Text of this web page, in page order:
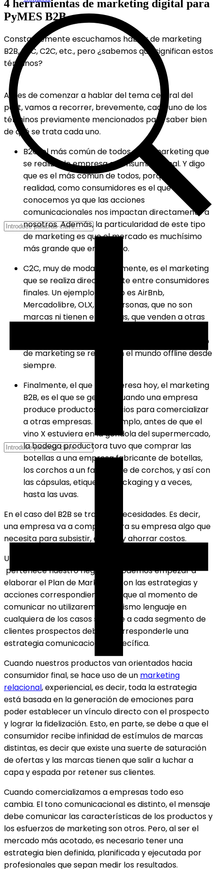
4 herramientas de marketing digital para
PyMES B2B
Constantemente escuchamos hablar de marketing
B2B, B2C, C2C, etc., pero ¿sabemos que significan estos
términos?
Antes de comenzar a hablar del tema central del
post, vamos a recorrer, brevemente, cada uno de los
términos previamente mencionados para saber bien
de qué se trata cada uno.
B2C, el más común de todos, es el marketing que
se realiza de empresa a consumidor final. Y digo
que es el más común de todos, porque en
realidad, como consumidores es el que más
conocemos ya que las acciones
comunicacionales nos impactan directamente a
nosotros. Además, la particularidad de este tipo
de marketing es que el mercado es muchísimo
más grande que en el resto.
C2C, muy de moda últimamente, es el marketing
que se realiza directamente entre consumidores
finales. Un ejemplo de esto es AirBnb,
Mercadolibre, OLX, etc. Personas, que no son
marcas ni tienen empresas, que venden a otras
medio digital pero no existen dudas que este tipo
de marketing se realiza en el mundo offline desde
siempre.
Finalmente, el que nos interesa hoy, el marketing
B2B, es el que se genera cuando una empresa
produce productos/servicios para comercializar
a otras empresas. Por ejemplo, antes de que el
vino X estuviera en la góndola del supermercado,
la bodega productora tuvo que comprar las
botellas a una empresa fabricante de botellas,
los corchos a un fabricante de corchos, y así con
las cápsulas, etiquetas, packaging y a veces,
hasta las uvas.
En el caso del B2B se trata de necesidades. Es decir,
una empresa va a comprar para su empresa algo que
necesita para subsistir, crecer y ahorrar costos.
Una vez leído esto e identificado a qué grupo
pertenece nuestro negocio, podemos empezar a
elaborar el Plan de Marketing con las estrategias y
acciones correspondientes, ya que al momento de
comunicar no utilizaremos el mismo lenguaje en
cualquiera de los casos sino que a cada segmento de
clientes prospectos deberá corresponderle una
estrategia comunicacional específica.
Cuando nuestros productos van orientados hacia
consumidor final, se hace uso de un marketing
relacional, experiencial, es decir, toda la estrategia
está basada en la generación de emociones para
poder establecer un vínculo directo con el prospecto
y lograr la fidelización. Esto, en parte, se debe a que el
consumidor recibe infinidad de estímulos de marcas
distintas, es decir que existe una suerte de saturación
de ofertas y las marcas tienen que salir a luchar a
capa y espada por retener sus clientes.
Cuando comercializamos a empresas todo eso
cambia. El tono comunicacional es distinto, el mensaje
debe comunicar las características de los productos y
los esfuerzos de marketing son otros. Pero, al ser el
mercado más acotado, es necesario tener una
estrategia bien definida, planificada y ejecutada por
profesionales que sepan medir los resultados.